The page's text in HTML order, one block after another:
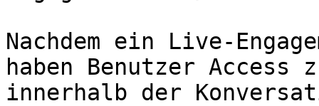
Nachdem ein Live-
haben Benutzer Access
innerhalb der